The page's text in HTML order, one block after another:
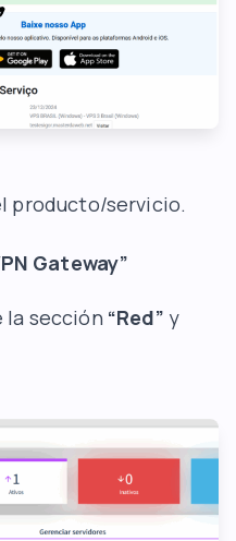
producto/servicio.
Gateway”
la sección “Red” y